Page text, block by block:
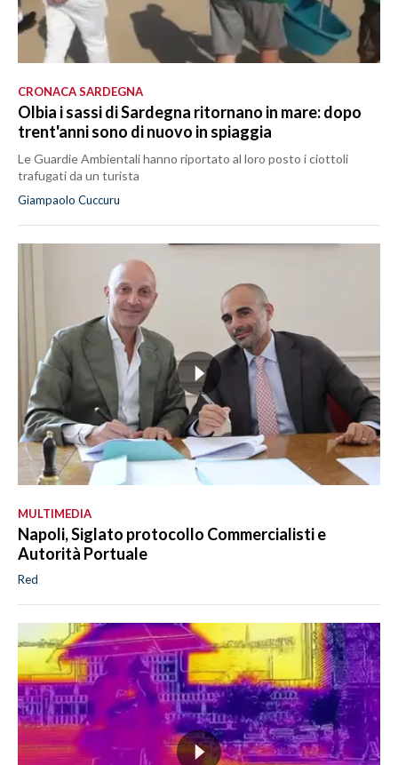
CRONACA SARDEGNA
Olbia i sassi di Sardegna ritornano in mare: dopo
trent'anni sono di nuovo in spiaggia
Le Guardie Ambientali hanno riportato al loro posto i ciottoli
trafugati da un turista
Giampaolo Cuccuru
MULTIMEDIA
Napoli, Siglato protocollo Commercialisti e
Autorità Portuale
Red